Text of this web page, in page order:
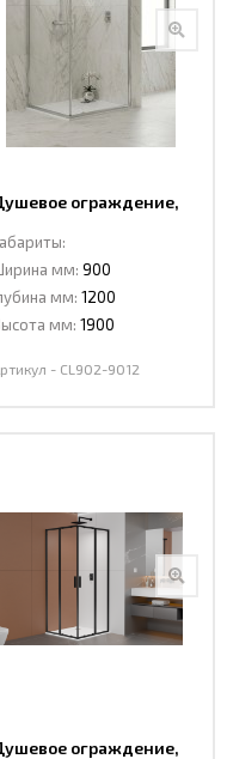
ограждение,
мм: 900
мм: 1200
мм: 1900
- CL902-9012
ограждение,